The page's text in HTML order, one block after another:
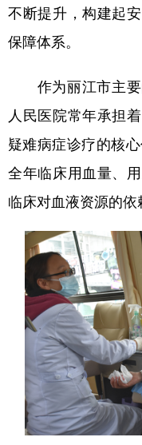
不断提升，构建起
保障体系。
作为丽江市主要
人民医院常年承担
疑难病症诊疗的核
全年临床用血量、
临床对血液资源的依